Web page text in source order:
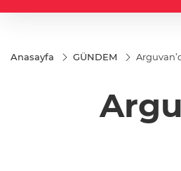
Anasayfa GÜNDEM